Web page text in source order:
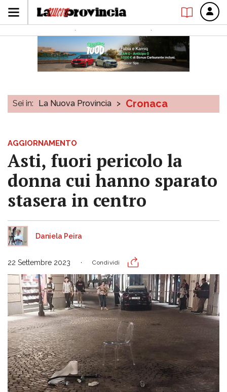
Sei in: La Nuova Provincia > Cronaca
AGGIORNAMENTO
Asti, fuori pericolo la
donna cui hanno sparato
stasera in centro
Daniela Peira
22 Settembre 2023 Condividi